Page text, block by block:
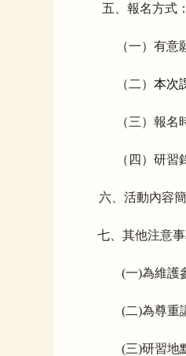
五、報名方式：
（一）有
（二） 本次
（三）報名
（四）研
六 、活動內容
七 、其他注意事
(一)為維護
(二)為尊重
(三)研習地